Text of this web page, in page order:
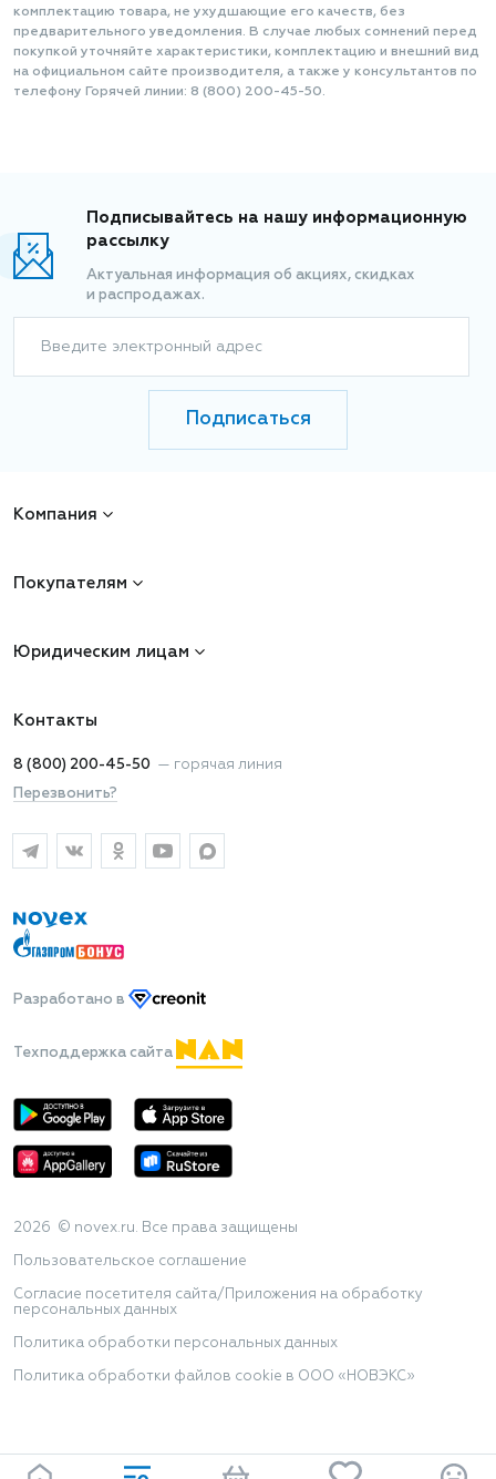
комплектацию товара, не ухудшающие его качеств, без
предварительного уведомления. В случае любых сомнений перед
покупкой уточняйте характеристики, комплектацию и внешний вид
на официальном сайте производителя, а также у консультантов по
телефону Горячей линии: 8 (800) 200-45-50.
Подписывайтесь на нашу информационную
рассылку
Актуальная информация об акциях, скидках
и распродажах.
Введите электронный адрес
Подписаться
Компания
Покупателям
Юридическим лицам
Контакты
8 (800) 200-45-50 — горячая линия
Перезвонить?
Разработано в
Техподдержка сайта
2026 © novex.ru. Все права защищены
Пользовательское соглашение
Согласие посетителя сайта/Приложения на обработку
персональных данных
Политика обработки персональных данных
Политика обработки файлов cookie в ООО «НОВЭКС»